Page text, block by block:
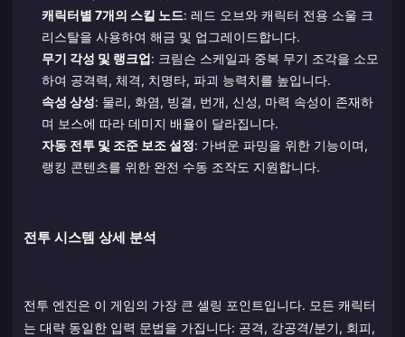
캐릭터별 7개의 스킬 노드: 레드 오브와 캐릭터 전용 소울 크
리스탈을 사용하여 해금 및 업그레이드합니다.
무기 각성 및 랭크업: 크림슨 스케일과 중복 무기 조각을 소모
하여 공격력, 체격, 치명타, 파괴 능력치를 높입니다.
속성 상성: 물리, 화염, 빙결, 번개, 신성, 마력 속성이 존재하
며 보스에 따라 데미지 배율이 달라집니다.
자동 전투 및 조준 보조 설정: 가벼운 파밍을 위한 기능이며,
랭킹 콘텐츠를 위한 완전 수동 조작도 지원합니다.
전투 시스템 상세 분석
전투 엔진은 이 게임의 가장 큰 셀링 포인트입니다. 모든 캐릭터
는 대략 동일한 입력 문법을 가집니다: 공격, 강공격/분기, 회피,